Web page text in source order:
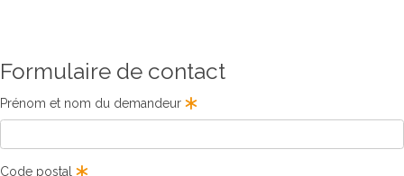
Formulaire de contact
Prénom et nom du demandeur
Code postal